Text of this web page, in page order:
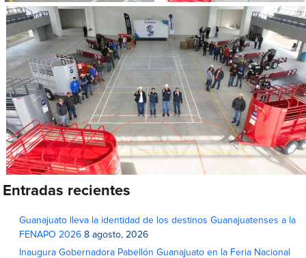
Entradas recientes
Guanajuato lleva la identidad de los destinos Guanajuatenses a la
FENAPO 2026 8 agosto, 2026
Inaugura Gobernadora Pabellón Guanajuato en la Feria Nacional